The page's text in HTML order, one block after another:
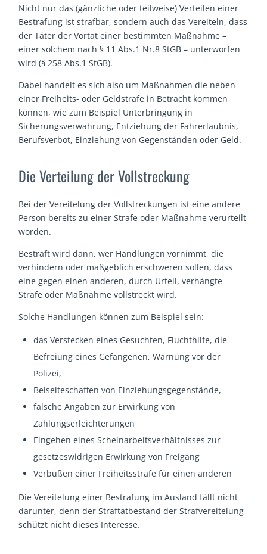
Nicht nur das (gänzliche oder teilweise) Verteilen einer
Bestrafung ist strafbar, sondern auch das Vereiteln, dass
der Täter der Vortat einer bestimmten Maßnahme –
einer solchem nach § 11 Abs.1 Nr.8 StGB – unterworfen
wird (§ 258 Abs.1 StGB).
Dabei handelt es sich also um Maßnahmen die neben
einer Freiheits- oder Geldstrafe in Betracht kommen
können, wie zum Beispiel Unterbringung in
Sicherungsverwahrung, Entziehung der Fahrerlaubnis,
Berufsverbot, Einziehung von Gegenständen oder Geld.
Die Verteilung der Vollstreckung
Bei der Vereitelung der Vollstreckungen ist eine andere
Person bereits zu einer Strafe oder Maßnahme verurteilt
worden.
Bestraft wird dann, wer Handlungen vornimmt, die
verhindern oder maßgeblich erschweren sollen, dass
eine gegen einen anderen, durch Urteil, verhängte
Strafe oder Maßnahme vollstreckt wird.
Solche Handlungen können zum Beispiel sein:
das Verstecken eines Gesuchten, Fluchthilfe, die
Befreiung eines Gefangenen, Warnung vor der
Polizei,
Beiseiteschaffen von Einziehungsgegenstände,
falsche Angaben zur Erwirkung von
Zahlungserleichterungen
Eingehen eines Scheinarbeitsverhältnisses zur
gesetzeswidrigen Erwirkung von Freigang
Verbüßen einer Freiheitsstrafe für einen anderen
Die Vereitelung einer Bestrafung im Ausland fällt nicht
darunter, denn der Straftatbestand der Strafvereitelung
schützt nicht dieses Interesse.